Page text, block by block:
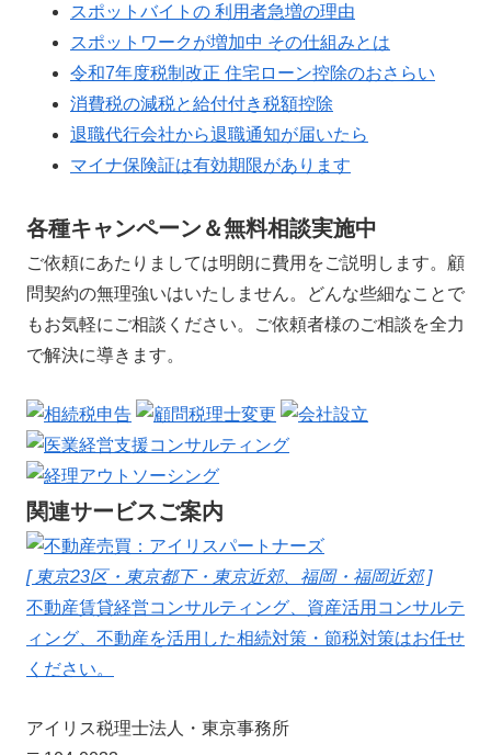
スポットバイトの 利用者急増の理由
スポットワークが増加中 その仕組みとは
令和7年度税制改正 住宅ローン控除のおさらい
消費税の減税と給付付き税額控除
退職代行会社から退職通知が届いたら
マイナ保険証は有効期限があります
各種キャンペーン＆無料相談実施中
ご依頼にあたりましては明朗に費用をご説明します。顧
問契約の無理強いはいたしません。どんな些細なことで
もお気軽にご相談ください。ご依頼者様のご相談を全力
で解決に導きます。
関連サービスご案内
[ 東京23区・東京都下・東京近郊、福岡・福岡近郊 ]
不動産賃貸経営コンサルティング、資産活用コンサルテ
ィング、不動産を活用した相続対策・節税対策はお任せ
ください。
アイリス税理士法人・東京事務所